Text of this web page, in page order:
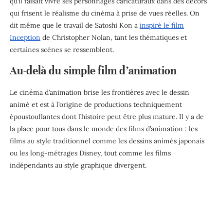
qui frisent le réalisme du cinéma à prise de vues réelles. On
dit même que le travail de Satoshi Kon a inspiré le film
Inception de Christopher Nolan, tant les thématiques et
certaines scènes se ressemblent.
Au-delà du simple film d’animation
Le cinéma d’animation brise les frontières avec le dessin
animé et est à l’origine de productions techniquement
époustouflantes dont l’histoire peut être plus mature. Il y a de
la place pour tous dans le monde des films d’animation : les
films au style traditionnel comme les dessins animés japonais
ou les long-métrages Disney, tout comme les films
indépendants au style graphique divergent.